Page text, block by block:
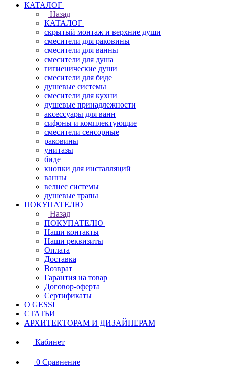
КАТАЛОГ
Назад
КАТАЛОГ
скрытый монтаж и верхние души
смесители для раковины
смесители для ванны
смесители для душа
гигиенические души
смесители для биде
душевые системы
смесители для кухни
душевые принадлежности
аксессуары для ванн
сифоны и комплектующие
смесители сенсорные
раковины
унитазы
биде
кнопки для инсталляций
ванны
велнес системы
душевые трапы
ПОКУПАТЕЛЮ
Назад
ПОКУПАТЕЛЮ
Наши контакты
Наши реквизиты
Оплата
Доставка
Возврат
Гарантия на товар
Договор-оферта
Сертификаты
О GESSI
СТАТЬИ
АРХИТЕКТОРАМ И ДИЗАЙНЕРАМ
Кабинет
0 Сравнение